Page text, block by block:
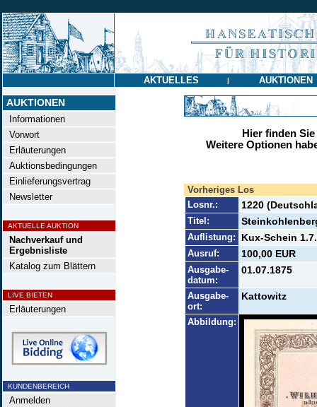
AKTUELLES | AUKTIONEN
AUKTIONEN
Informationen
Vorwort
Erläuterungen
Auktionsbedingungen
Einlieferungsvertrag
Newsletter
AKTUELLE AUKTION
Nachverkauf und
Ergebnisliste
Katalog zum Blättern
LIVE BIETEN
Erläuterungen
KUNDENBEREICH
Anmelden
Hier finden
Weitere Optionen
Vorheriges Los
Losnr.:
1220
Titel:
Auflistung: Kux-Schein
Ausruf: 100,00 EUR
Ausgabe-
datum:
01.07.1875
Ausgabe-
ort:
Kattowitz
Abbildung: